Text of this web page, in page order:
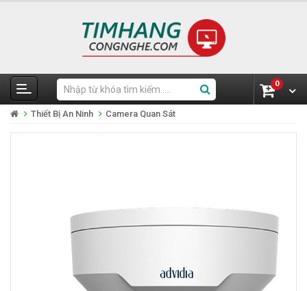
0
Thiết Bị An Ninh Camera Quan Sát